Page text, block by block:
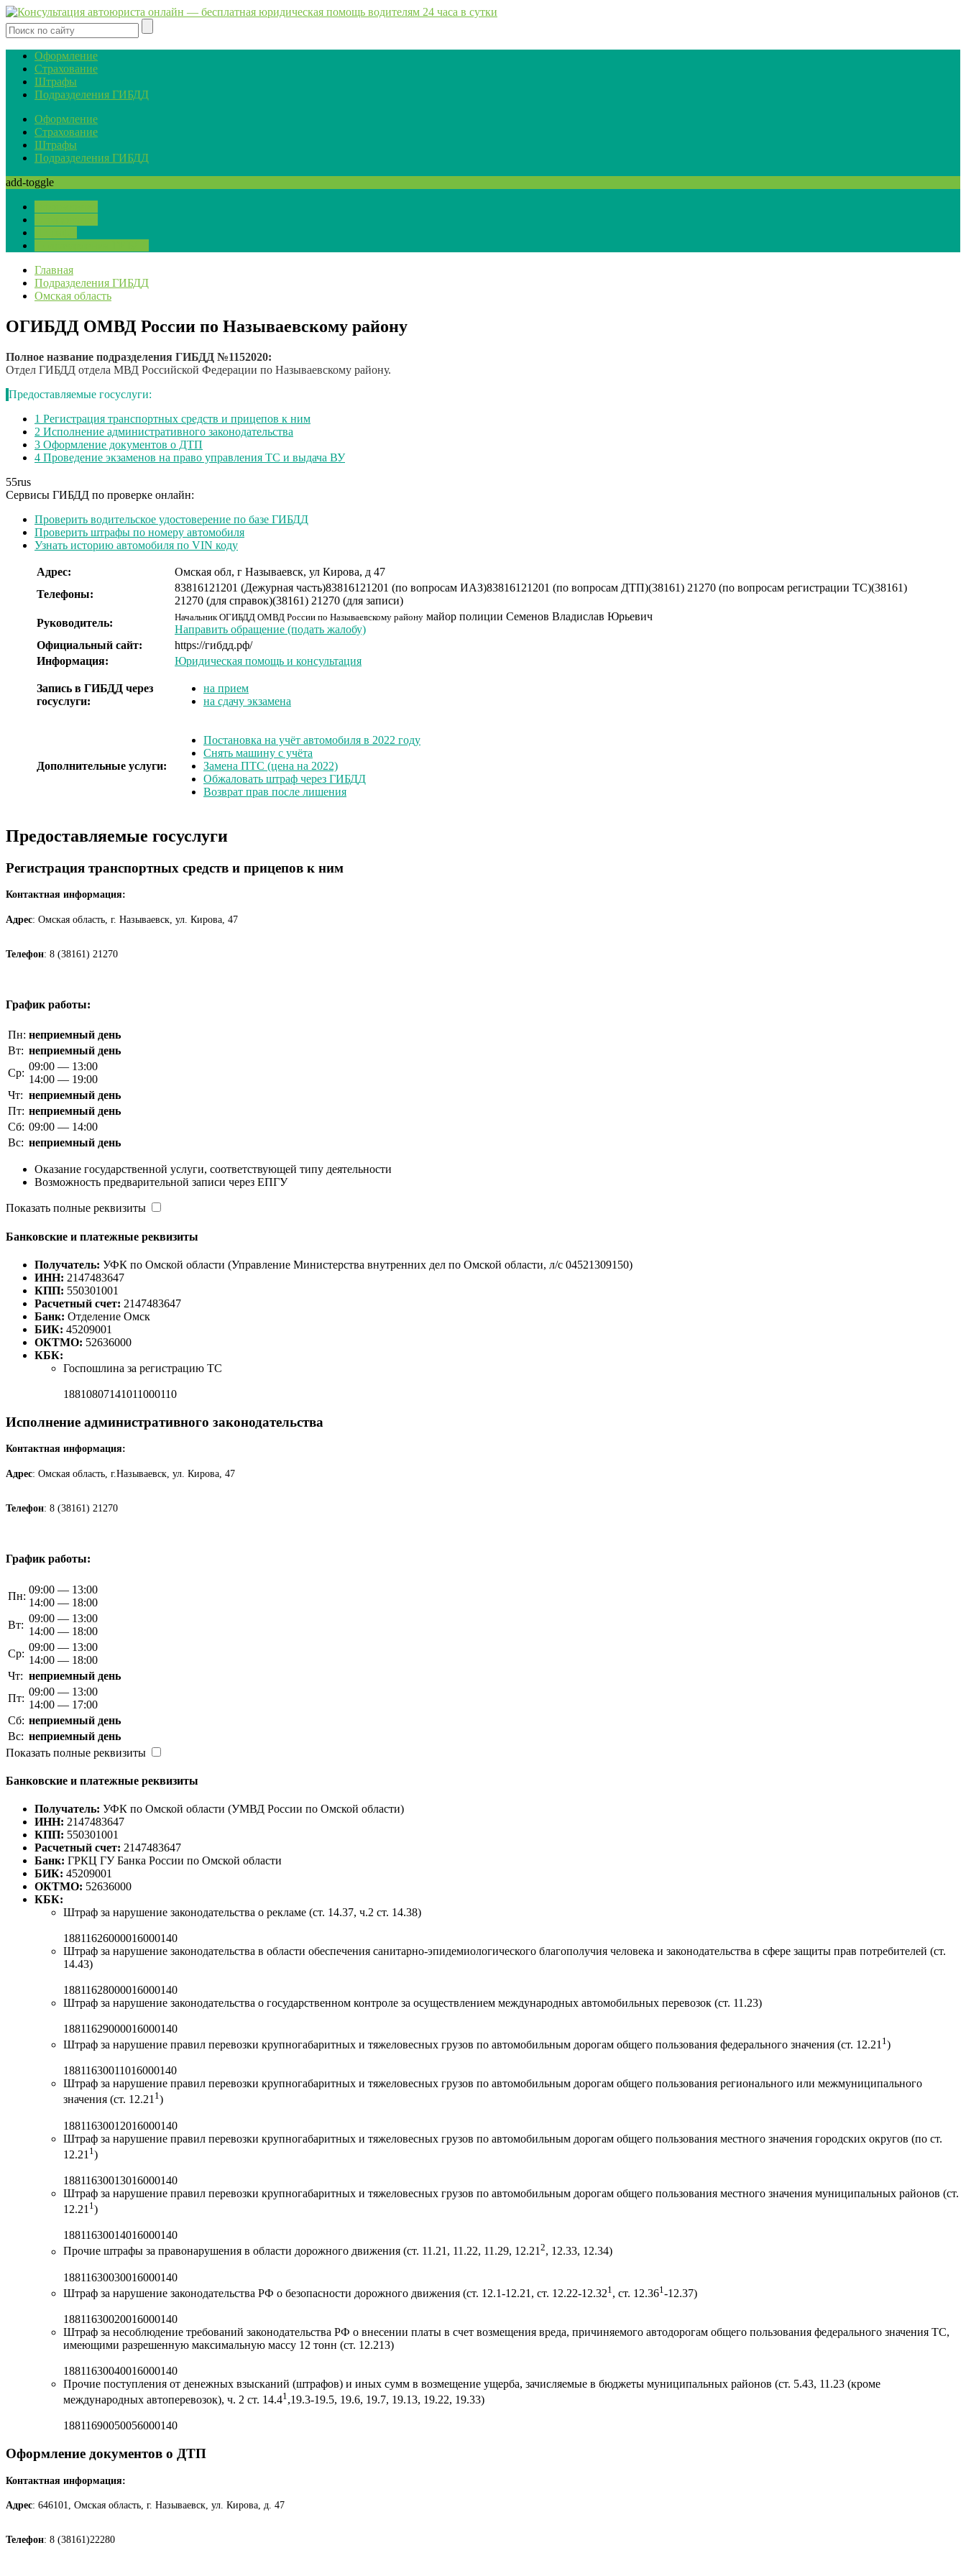
Оформление
Страхование
Штрафы
Подразделения ГИБДД
Оформление
Страхование
Штрафы
Подразделения ГИБДД
add-toggle
Главная
Подразделения ГИБДД
Омская область
ОГИБДД ОМВД России по Называевскому району
Полное название подразделения ГИБДД №1152020:
Отдел ГИБДД отдела МВД Российской Федерации по Называевскому району.
Предоставляемые госуслуги:
1 Регистрация транспортных средств и прицепов к ним
2 Исполнение административного законодательства
3 Оформление документов о ДТП
4 Проведение экзаменов на право управления ТС и выдача ВУ
55rus
Сервисы ГИБДД по проверке онлайн:
Проверить водительское удостоверение по базе ГИБДД
Проверить штрафы по номеру автомобиля
Узнать историю автомобиля по VIN коду
Адрес:
Омская обл, г Называевск, ул Кирова, д 47
Телефоны:
83816121201 (Дежурная часть)83816121201 (по вопросам ИАЗ)83816121201 (по вопросам ДТП)(38161) 21270 (по вопросам регистрации ТС)(38161)
21270 (для справок)(38161) 21270 (для записи)
Руководитель:
Начальник ОГИБДД ОМВД России по Называевскому району майор полиции Семенов Владислав Юрьевич
Направить обращение (подать жалобу)
Официальный сайт:
https://гибдд.рф/
Информация:
Юридическая помощь и консультация
Запись в ГИБДД через
госуслуги:
на прием
на сдачу экзамена
Дополнительные услуги:
Постановка на учёт автомобиля в 2022 году
Снять машину с учёта
Замена ПТС (цена на 2022)
Обжаловать штраф через ГИБДД
Возврат прав после лишения
Предоставляемые госуслуги
Регистрация транспортных средств и прицепов к ним
Контактная информация:
Адрес: Омская область, г. Называевск, ул. Кирова, 47
Телефон: 8 (38161) 21270
График работы:
Пн: неприемный день
Вт: неприемный день
Ср:
09:00 — 13:00
14:00 — 19:00
Чт: неприемный день
Пт: неприемный день
Сб: 09:00 — 14:00
Вс: неприемный день
Оказание государственной услуги, соответствующей типу деятельности
Возможность предварительной записи через ЕПГУ
Показать полные реквизиты
Банковские и платежные реквизиты
Получатель: УФК по Омской области (Управление Министерства внутренних дел по Омской области, л/с 04521309150)
ИНН: 2147483647
КПП: 550301001
Расчетный счет: 2147483647
Банк: Отделение Омск
БИК: 45209001
ОКТМО: 52636000
КБК:
Госпошлина за регистрацию ТС
18810807141011000110
Исполнение административного законодательства
Контактная информация:
Адрес: Омская область, г.Называевск, ул. Кирова, 47
Телефон: 8 (38161) 21270
График работы:
Пн:
09:00 — 13:00
14:00 — 18:00
Вт:
09:00 — 13:00
14:00 — 18:00
Ср:
09:00 — 13:00
14:00 — 18:00
Чт: неприемный день
Пт:
09:00 — 13:00
14:00 — 17:00
Сб: неприемный день
Вс: неприемный день
Показать полные реквизиты
Банковские и платежные реквизиты
Получатель: УФК по Омской области (УМВД России по Омской области)
ИНН: 2147483647
КПП: 550301001
Расчетный счет: 2147483647
Банк: ГРКЦ ГУ Банка России по Омской области
БИК: 45209001
ОКТМО: 52636000
КБК:
Штраф за нарушение законодательства о рекламе (ст. 14.37, ч.2 ст. 14.38)
18811626000016000140
Штраф за нарушение законодательства в области обеспечения санитарно-эпидемиологического благополучия человека и законодательства в сфере защиты прав потребителей (ст.
14.43)
18811628000016000140
Штраф за нарушение законодательства о государственном контроле за осуществлением международных автомобильных перевозок (ст. 11.23)
18811629000016000140
Штраф за нарушение правил перевозки крупногабаритных и тяжеловесных грузов по автомобильным дорогам общего пользования федерального значения (ст. 12.211)
18811630011016000140
Штраф за нарушение правил перевозки крупногабаритных и тяжеловесных грузов по автомобильным дорогам общего пользования регионального или межмуниципального
значения (ст. 12.211)
18811630012016000140
Штраф за нарушение правил перевозки крупногабаритных и тяжеловесных грузов по автомобильным дорогам общего пользования местного значения городских округов (по ст.
12.21 1 )
18811630013016000140
Штраф за нарушение правил перевозки крупногабаритных и тяжеловесных грузов по автомобильным дорогам общего пользования местного значения муниципальных районов (ст.
12.211)
18811630014016000140
Прочие штрафы за правонарушения в области дорожного движения (ст. 11.21, 11.22, 11.29, 12.212, 12.33, 12.34)
18811630030016000140
Штраф за нарушение законодательства РФ о безопасности дорожного движения (ст. 12.1-12.21, ст. 12.22-12.321 , ст. 12.361 -12.37)
18811630020016000140
Штраф за несоблюдение требований законодательства РФ о внесении платы в счет возмещения вреда, причиняемого автодорогам общего пользования федерального значения ТС,
имеющими разрешенную максимальную массу 12 тонн (ст. 12.213)
18811630040016000140
Прочие поступления от денежных взысканий (штрафов) и иных сумм в возмещение ущерба, зачисляемые в бюджеты муниципальных районов (ст. 5.43, 11.23 (кроме
международных автоперевозок), ч. 2 ст. 14.41,19.3-19.5, 19.6, 19.7, 19.13, 19.22, 19.33)
18811690050056000140
Оформление документов о ДТП
Контактная информация:
Адрес: 646101, Омская область, г. Называевск, ул. Кирова, д. 47
Телефон: 8 (38161)22280